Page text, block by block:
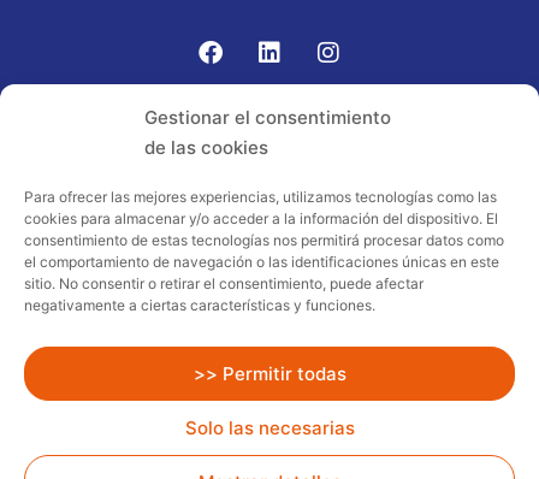
Gestionar el consentimiento
de las cookies
Para ofrecer las mejores experiencias, utilizamos tecnologías como las
cookies para almacenar y/o acceder a la información del dispositivo. El
consentimiento de estas tecnologías nos permitirá procesar datos como
el comportamiento de navegación o las identificaciones únicas en este
sitio. No consentir o retirar el consentimiento, puede afectar
negativamente a ciertas características y funciones.
>> Permitir todas
Solo las necesarias
Proyecto acogido al programa de
incentivos ligados al autoconsumo y
almacenamiento, con fuentes de energía
renovables, así como a la implantación
sector residencial en el marco del Plan
de Recuperación, Transformación y
Resiliencia, financiado por la Unión
Europea – NextGenerationEU